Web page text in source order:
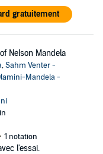
gratuitement
Nelson Mandela
,Sahm Venter -
Mandela -
1 notation
l'essai.